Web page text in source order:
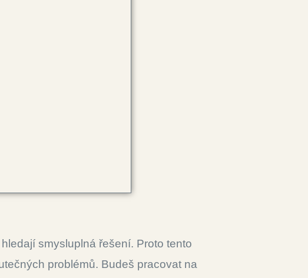
smysluplná řešení. Proto tento
problémů. Budeš pracovat na